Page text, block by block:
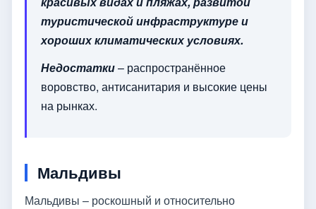
туристической инфраструктуре и
хороших климатических условиях.
Недостатки– распространённое
воровство, антисанитария и высокие цены
на рынках.
Мальдивы
Мальдивы – роскошный и относительно